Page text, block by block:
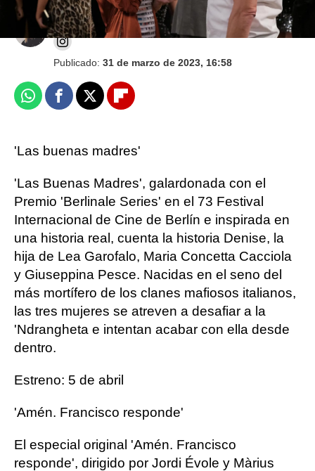
Jessica Cánovas
Publicado: 31 de marzo de 2023, 16:58
WhatsappFacebook
X Flipboard
'Las buenas madres'
'Las Buenas Madres', galardonada con el
Premio 'Berlinale Series' en el 73 Festival
Internacional de Cine de Berlín e inspirada en
una historia real, cuenta la historia Denise, la
hija de Lea Garofalo, Maria Concetta Cacciola
y Giuseppina Pesce. Nacidas en el seno del
más mortífero de los clanes mafiosos italianos,
las tres mujeres se atreven a desafiar a la
'Ndrangheta e intentan acabar con ella desde
dentro.
Estreno: 5 de abril
'Amén. Francisco responde'
El especial original 'Amén. Francisco
responde', dirigido por Jordi Évole y Màrius